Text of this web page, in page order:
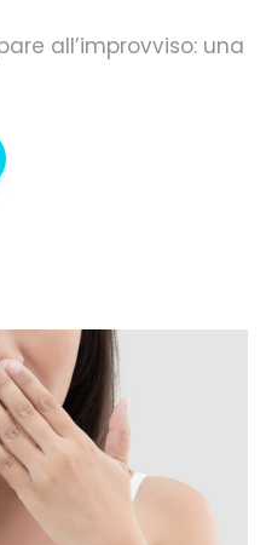
all’improvviso: una